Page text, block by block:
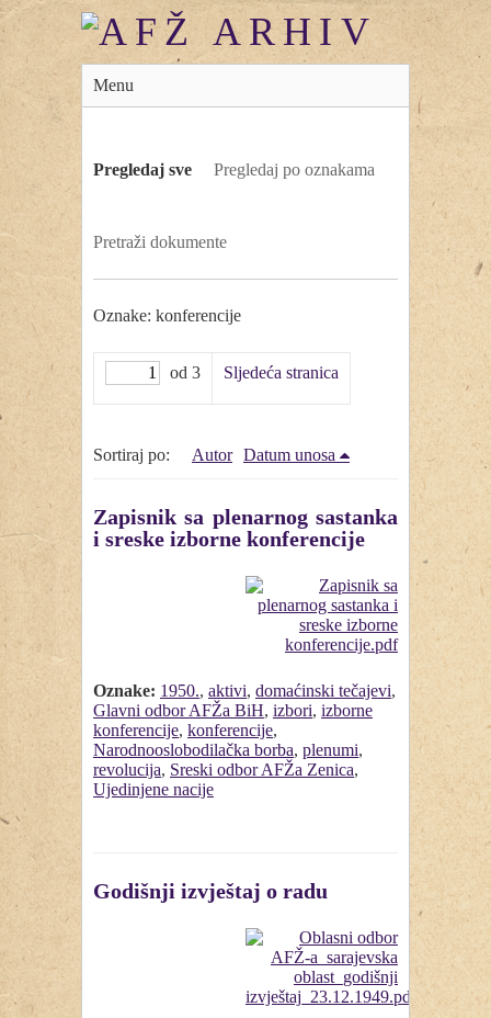
Menu
Pregledaj sve Pregledaj po oznakama
Pretraži dokumente
Oznake: konferencije
od 3 Sljedeća stranica
Sortiraj po: Autor Datum unosa
Zapisnik sa plenarnog sastanka
i sreske izborne konferencije
Oznake: 1950., aktivi, domaćinski tečajevi,
Glavni odbor AFŽa BiH, izbori, izborne
konferencije, konferencije,
Narodnooslobodilačka borba, plenumi,
revolucija, Sreski odbor AFŽa Zenica,
Ujedinjene nacije
Godišnji izvještaj o radu